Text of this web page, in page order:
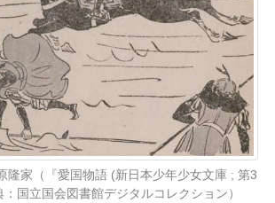
隆家（『愛国物語 (新日本少年少女文庫 ; 第3
国立国会図書館デジタルコレクション）